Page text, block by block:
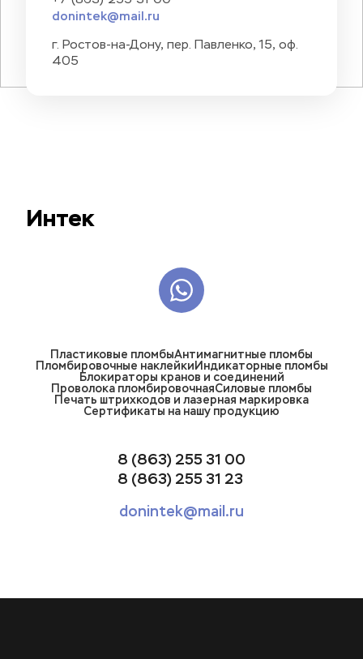
donintek@mail.ru
г. Ростов-на-Дону, пер. Павленко, 15, оф.
405
Интек
Пластиковые пломбыАнтимагнитные пломбы
Пломбировочные наклейкиИндикаторные пломбы
Блокираторы кранов и соединений
Проволока пломбировочнаяСиловые пломбы
Печать штрихкодов и лазерная маркировка
Сертификаты на нашу продукцию
8 (863) 255 31 00
8 (863) 255 31 23
donintek@mail.ru